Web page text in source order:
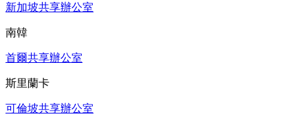
新加坡共享辦公室
南韓
首爾共享辦公室
斯里蘭卡
可倫坡共享辦公室